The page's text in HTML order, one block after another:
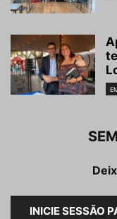
INICIE SESSÃO